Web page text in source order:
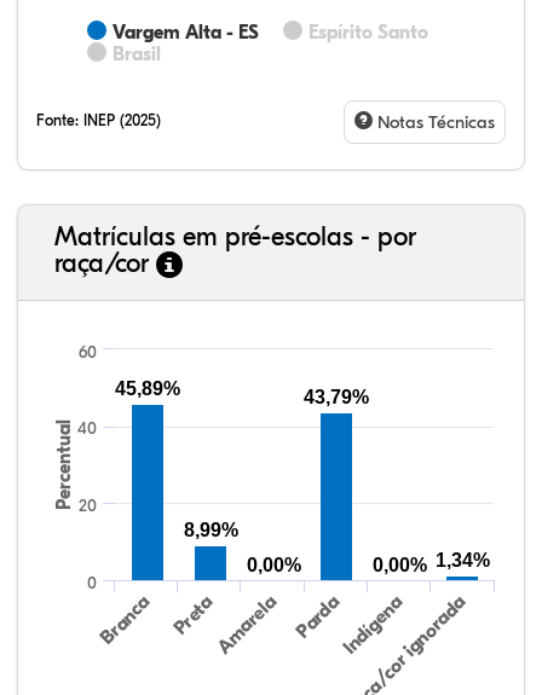
Vargem Alta - ES
Espírito Santo
Brasil
Fonte: INEP (2025) Notas Técnicas
Matrículas em pré-escolas - por
raça/cor
Percentual
Branca PretaAmarela PardaIndígena
Raça/cor ignorada
0
20
40
60
45,89%
8,99%
0,00%
43,79%
0,00% 1,34%